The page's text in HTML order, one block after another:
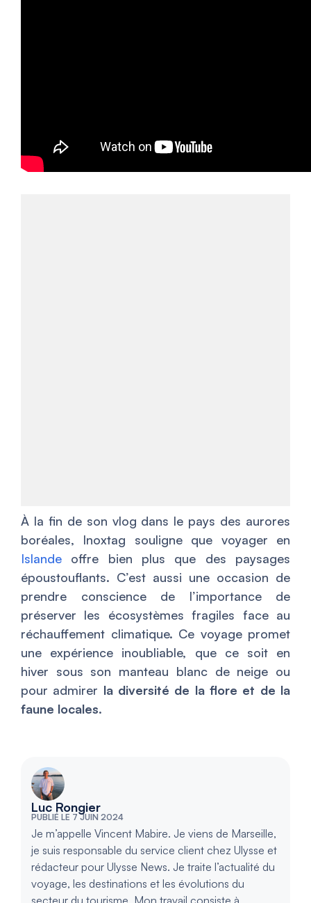
À la fin de son vlog dans le pays des aurores
boréales, Inoxtag souligne que voyager en
Islande offre bien plus que des paysages
époustouflants. C’est aussi une occasion de
prendre conscience de l’importance de
préserver les écosystèmes fragiles face au
réchauffement climatique. Ce voyage promet
une expérience inoubliable, que ce soit en
hiver sous son manteau blanc de neige ou
pour admirer la diversité de la flore et de la
faune locales.
Luc Rongier
PUBLIÉ LE 7 JUIN 2024
Je m’appelle Vincent Mabire. Je viens de Marseille,
je suis responsable du service client chez Ulysse et
rédacteur pour Ulysse News. Je traite l’actualité du
voyage, les destinations et les évolutions du